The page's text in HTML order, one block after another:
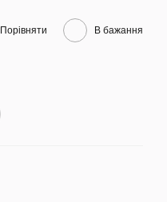
Порівняти В бажання